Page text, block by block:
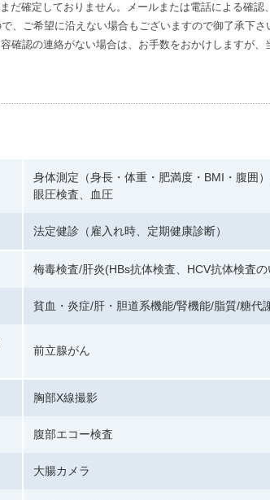
確定しておりません。メールまたは電話による確認
、ご希望に沿えない場合もございますので御了承下さ
確認の連絡がない場合は、お手数をおかけしますが、
身体測定（身長・体重・肥満度・BMI・腹囲
眼圧検査、血圧
法定健診（雇入れ時、定期健康診断）
梅毒検査/肝炎(HBs抗体検査、HCV抗体検査
貧血・炎症/肝・胆道系機能/腎機能/脂質/糖代
前立腺がん
胸部X線撮影
腹部エコー検査
大腸カメラ